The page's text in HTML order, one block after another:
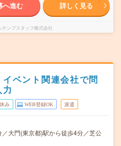
へ進む 詳しく見る
テンプスタッフ株式会社
イベント関連会社で問
み WEB登録OK 派遣
大門(東京都)駅から徒歩4分／芝公